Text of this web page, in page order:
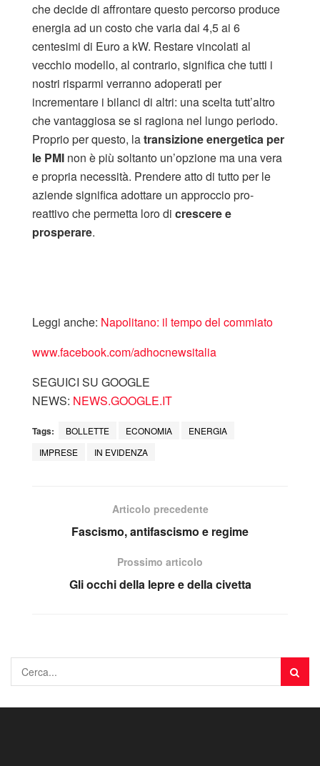
che decide di affrontare questo percorso produce
energia ad un costo che varia dai 4,5 ai 6
centesimi di Euro a kW. Restare vincolati al
vecchio modello, al contrario, significa che tutti i
nostri risparmi verranno adoperati per
incrementare i bilanci di altri: una scelta tutt’altro
che vantaggiosa se si ragiona nel lungo periodo.
Proprio per questo, latransizione energetica per
le PMI non è più soltanto un’opzione ma una vera
e propria necessità. Prendere atto di tutto per le
aziende significa adottare un approccio pro-
reattivo che permetta loro di crescere e
prosperare.
Leggi anche: Napolitano: il tempo del commiato
www.facebook.com/adhocnewsitalia
SEGUICI SU GOOGLE
NEWS: NEWS.GOOGLE.IT
Tags: BOLLETTE ECONOMIA
ENERGIA
IMPRESE
IN EVIDENZA
Articolo precedente
Fascismo, antifascismo e regime
Prossimo articolo
Gli occhi della lepre e della civetta